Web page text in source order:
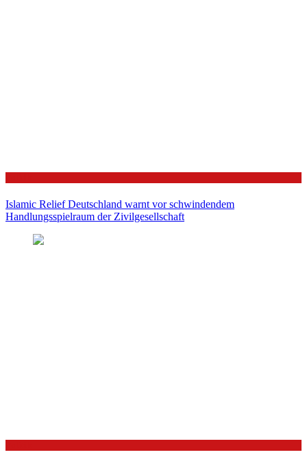
Islamic Relief Deutschland warnt vor schwindendem
Handlungsspielraum der Zivilgesellschaft